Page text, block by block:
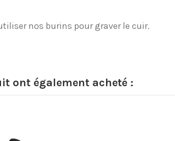
nos burins pour graver le cuir.
ont également acheté :